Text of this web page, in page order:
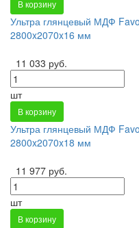
В корзину
Ультра глянцевый МДФ
2800x2070x16 мм
11 033 руб.
шт
В корзину
Ультра глянцевый МДФ
2800x2070x18 мм
11 977 руб.
шт
В корзину